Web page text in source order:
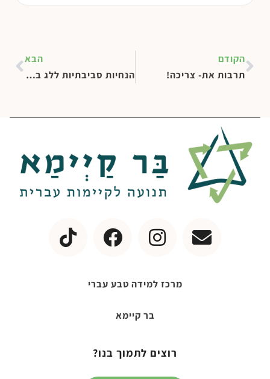
הקודם
תרבות את- צריכה!
הבא
הנחיות סביבתיות ללג בעומר
מרכז למידה טבע עברי
בר קיימא
רוצים לתמוך בנו?